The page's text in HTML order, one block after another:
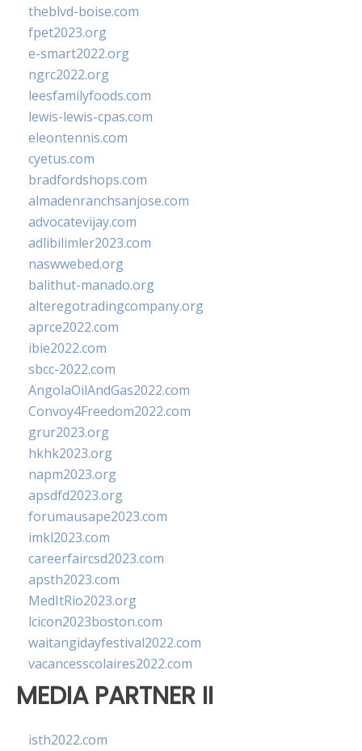
theblvd-boise.com
fpet2023.org
e-smart2022.org
ngrc2022.org
leesfamilyfoods.com
lewis-lewis-cpas.com
eleontennis.com
cyetus.com
bradfordshops.com
almadenranchsanjose.com
advocatevijay.com
adlibilimler2023.com
naswwebed.org
balithut-manado.org
alteregotradingcompany.org
aprce2022.com
ibie2022.com
sbcc-2022.com
AngolaOilAndGas2022.com
Convoy4Freedom2022.com
grur2023.org
hkhk2023.org
napm2023.org
apsdfd2023.org
forumausape2023.com
imkl2023.com
careerfaircsd2023.com
apsth2023.com
MedItRio2023.org
lcicon2023boston.com
waitangidayfestival2022.com
vacancesscolaires2022.com
MEDIA PARTNER II
isth2022.com